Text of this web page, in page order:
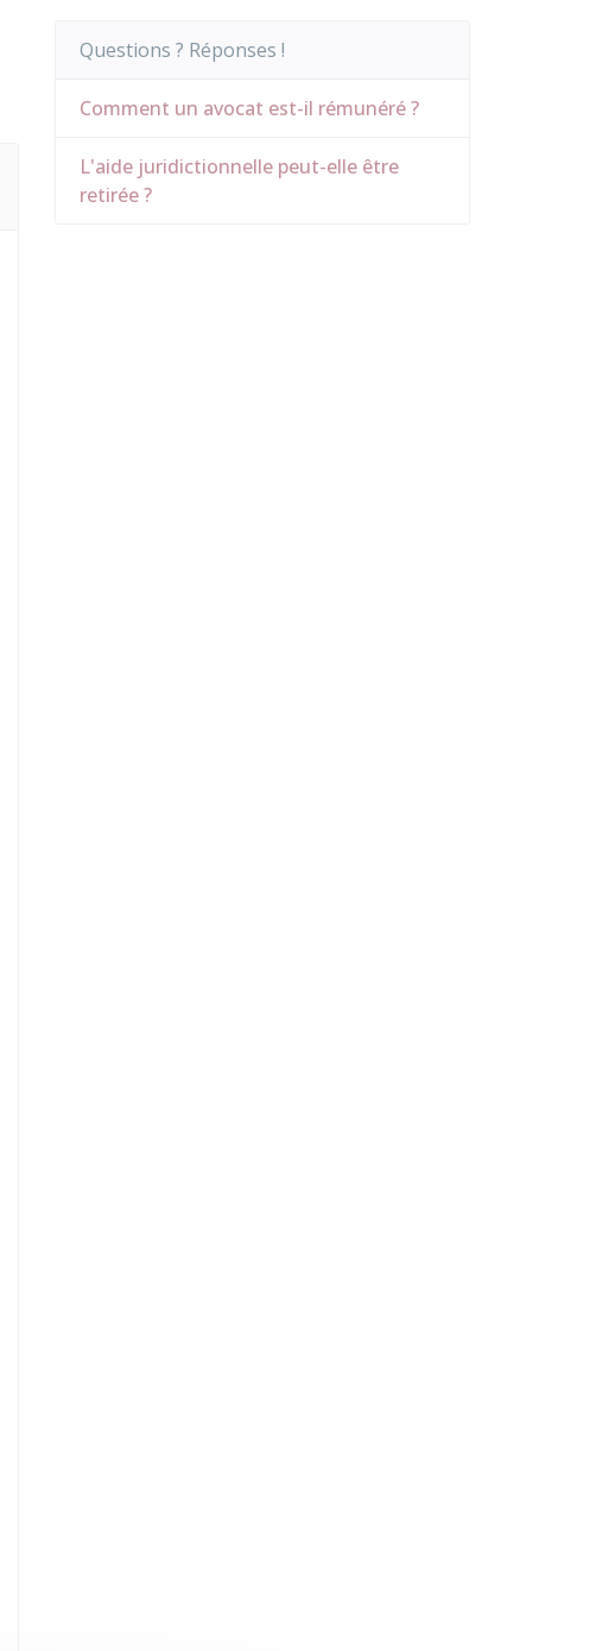
Questions ? Réponses !
Comment un avocat est-il rémunéré ?
L'aide juridictionnelle peut-elle être
retirée ?